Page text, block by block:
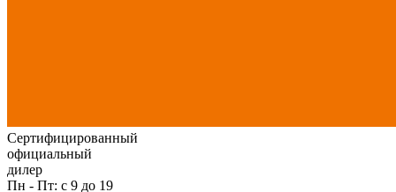
Сертифицированный
официальный
дилер
Пн - Пт: с 9 до 19